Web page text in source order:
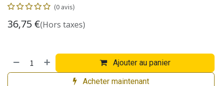
(0 avis)
36,75 €(Hors taxes)
Ajouter au panier
Acheter maintenant